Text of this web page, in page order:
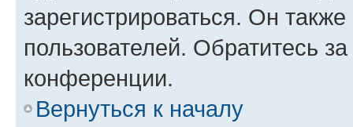
зарегистрироваться. Он
пользователей. Обратитесь
конференции.
Вернуться к началу